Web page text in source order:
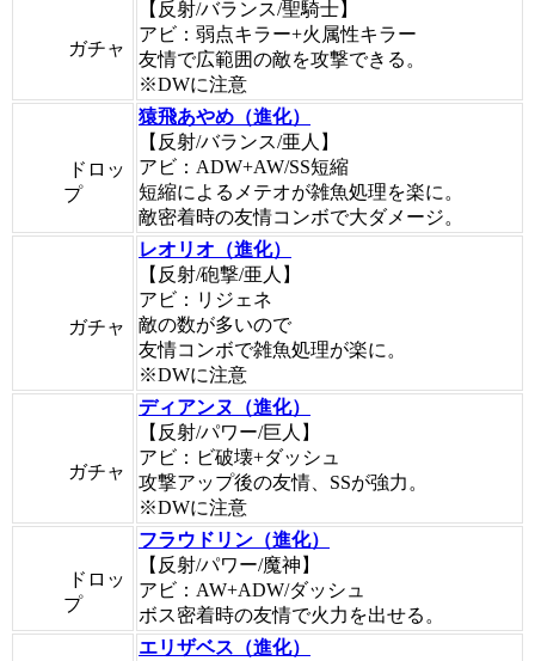
ガチャ
【反射/バランス/聖騎士】
アビ：弱点キラー+火属性キラー
友情で広範囲の敵を攻撃できる。
※DWに注意
ドロッ
プ
猿飛あやめ（進化）
【反射/バランス/亜人】
アビ：ADW+AW/SS短縮
短縮によるメテオが雑魚処理を楽に。
敵密着時の友情コンボで大ダメージ。
ガチャ
レオリオ（進化）
【反射/砲撃/亜人】
アビ：リジェネ
敵の数が多いので
友情コンボで雑魚処理が楽に。
※DWに注意
ガチャ
ディアンヌ（進化）
【反射/パワー/巨人】
アビ：ビ破壊+ダッシュ
攻撃アップ後の友情、SSが強力。
※DWに注意
ドロッ
プ
フラウドリン（進化）
【反射/パワー/魔神】
アビ：AW+ADW/ダッシュ
ボス密着時の友情で火力を出せる。
エリザベス（進化）